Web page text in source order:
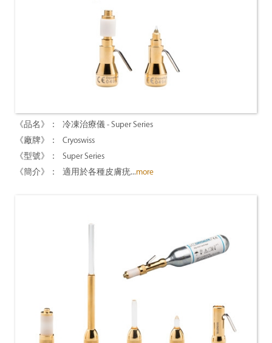
冷凍治療儀 - Super Series
Cryoswiss
Super Series
適用於各種皮膚疣...more